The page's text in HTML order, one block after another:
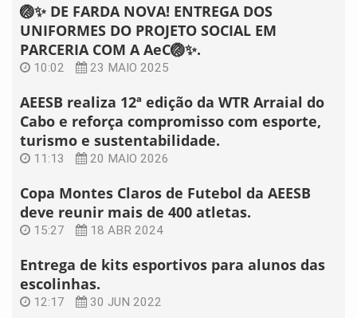
🏐✨ DE FARDA NOVA! ENTREGA DOS
UNIFORMES DO PROJETO SOCIAL EM
PARCERIA COM A AeC🏐✨.
10:02 23 MAIO 2025
AEESB realiza 12ª edição da WTR Arraial do
Cabo e reforça compromisso com esporte,
turismo e sustentabilidade.
11:13 20 MAIO 2026
Copa Montes Claros de Futebol da AEESB
deve reunir mais de 400 atletas.
15:27 18 ABR 2024
Entrega de kits esportivos para alunos das
escolinhas.
12:17 30 JUN 2022